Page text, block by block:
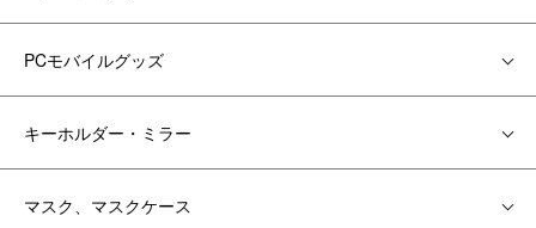
PCモバイルグッズ
キーホルダー・ミラー
マスク、マスクケース